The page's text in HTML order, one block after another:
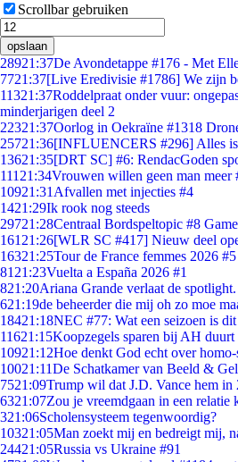
Scrollbar gebruiken
opslaan
28921:37De Avondetappe #176 - Met
7721:37[Live Eredivisie #1786] We zijn
11321:37Roddelpraat onder vuur:
minderjarigen deel 2
22321:37Oorlog in Oekraïne #1318
25721:36[INFLUENCERS #296] Alles
13621:35[DRT SC] #6: RendacGoden
111 21:34Vrouwen willen geen man meer
10921:31 Afvallen met injecties #4
1421:29Ik rook nog steeds
29721:28Centraal Bordspeltopic #8
161 21:26[WLR SC #417] Nieuw deel
16321:25Tour de France femmes 2026
81 21:23Vuelta a España 2026 #1
821:20Ariana Grande verlaat de spotlight.
621:19de beheerder die mij oh zo moe
18421:18NEC #77: Wat een seizoen is
11621:15Koopzegels sparen bij AH duurt
10921:12Hoe denkt God echt over
10021:11De Schatkamer van Beeld &
7521:09Trump wil dat J.D. Vance hem in
6321:07Zou je vreemdgaan in een relatie
321:06Scholensysteem tegenwoordig?
10321:05Man zoekt mij en bedreigt mij,
24421:05Russia vs Ukraine #91